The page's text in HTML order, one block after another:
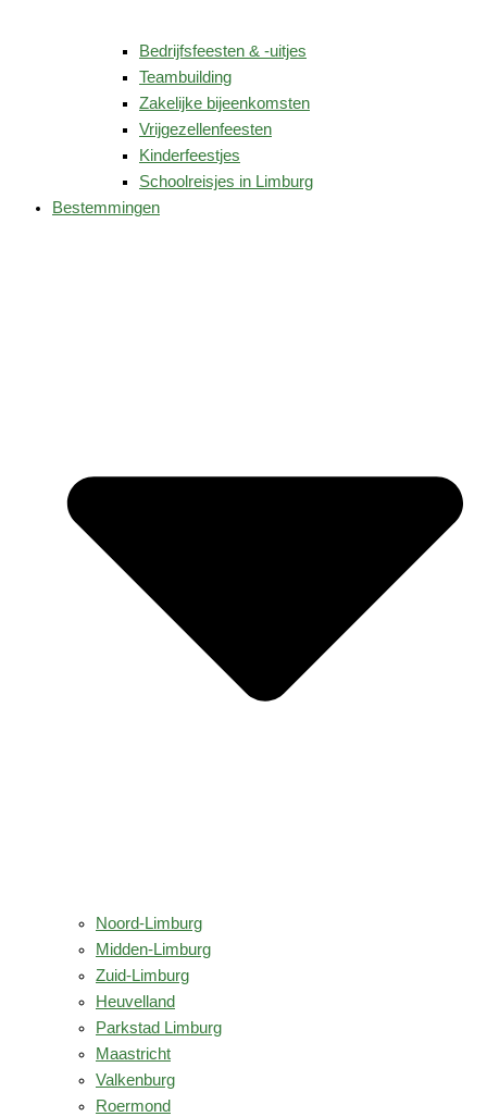
Bedrijfsfeesten & -uitjes
Teambuilding
Zakelijke bijeenkomsten
Vrijgezellenfeesten
Kinderfeestjes
Schoolreisjes in Limburg
Bestemmingen
Noord-Limburg
Midden-Limburg
Zuid-Limburg
Heuvelland
Parkstad Limburg
Maastricht
Valkenburg
Roermond